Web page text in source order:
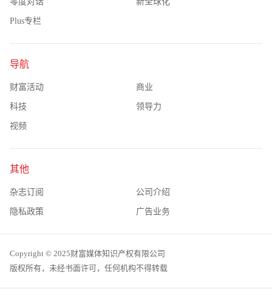
Plus专栏
导航
财富活动 商业
科技 领导力
视频
其他
杂志订阅 公司介绍
隐私政策 广告业务
Copyright © 2025财富媒体知识产权有限公司
版权所有，未经书面许可，任何机构不得转载